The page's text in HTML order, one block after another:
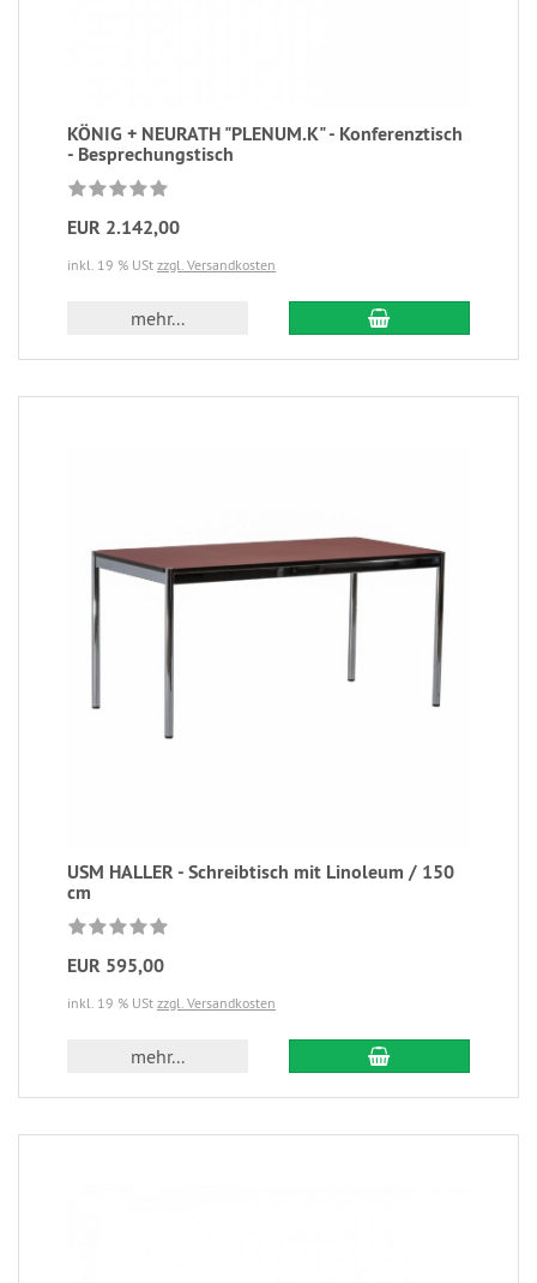
KÖNIG + NEURATH "PLENUM.K" - Konferenztisch
- Besprechungstisch
EUR 2.142,00
inkl. 19 % USt zzgl. Versandkosten
mehr...
USM HALLER - Schreibtisch mit Linoleum / 150
cm
EUR 595,00
inkl. 19 % USt zzgl. Versandkosten
mehr...